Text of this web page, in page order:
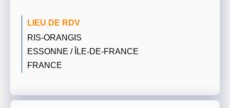
LIEU DE RDV
RIS-ORANGIS
ESSONNE / ÎLE-DE-FRANCE
FRANCE